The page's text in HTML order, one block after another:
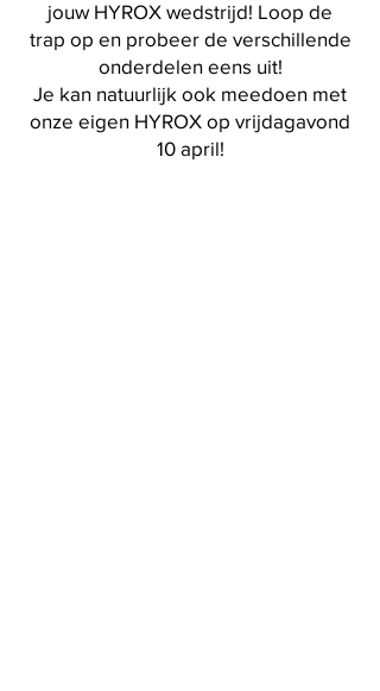
jouw HYROX wedstrijd! Loop de
trap op en probeer de verschillende
onderdelen eens uit!
Je kan natuurlijk ook meedoen met
onze eigen HYROX op vrijdagavond
10 april!